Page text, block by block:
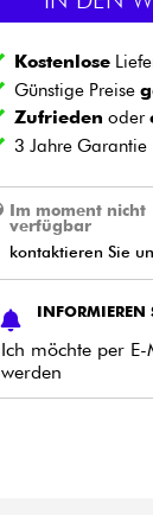
Kabel &
Kostenlose
Günstige Preise
Zufrieden oder
3 Jahre Garantie
Im moment nicht
verfügbar
kontaktieren Sie
INFORMIEREN
Ich möchte per
werden